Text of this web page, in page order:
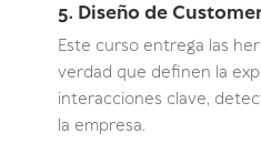
5. Diseño de
Este curso entrega las
verdad que definen la
interacciones clave,
la empresa.